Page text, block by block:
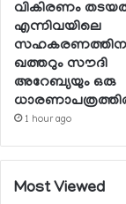
വികിരണം
എന്നിവയിലെ
ഖത്തറും സൗദി
അറേബ്യയും ഒരു
1 hour ago
Most Viewed